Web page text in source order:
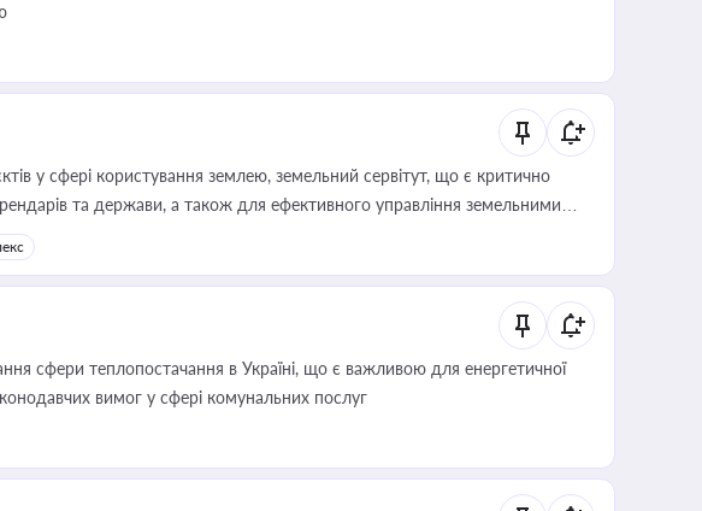
у сфері користування землею, земельний сервітут, що є критично
та держави, а також для ефективного управління земельними
сфери теплопостачання в Україні, що є важливою для енергетичної
вимог у сфері комунальних послуг